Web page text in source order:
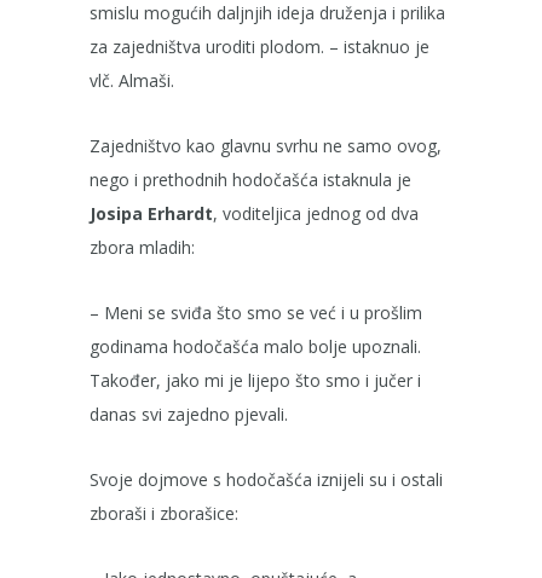
smislu mogućih daljnjih ideja druženja i prilika
za zajedništva uroditi plodom. – istaknuo je
vlč. Almaši.
Zajedništvo kao glavnu svrhu ne samo ovog,
nego i prethodnih hodočašća istaknula je
Josipa Erhardt, voditeljica jednog od dva
zbora mladih:
– Meni se sviđa što smo se već i u prošlim
godinama hodočašća malo bolje upoznali.
Također, jako mi je lijepo što smo i jučer i
danas svi zajedno pjevali.
Svoje dojmove s hodočašća iznijeli su i ostali
zboraši i zborašice: